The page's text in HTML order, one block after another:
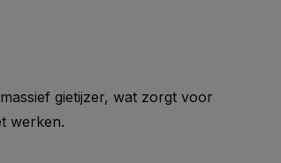
gietijzer, wat zorgt voor
werken.